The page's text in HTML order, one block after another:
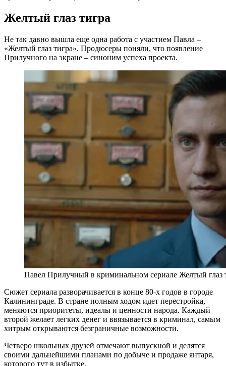
Желтый глаз тигра
Не так давно вышла еще одна работа с участием Павла –
«Желтый глаз тигра». Продюсеры поняли, что появление
Прилучного на экране – синоним успеха проекта.
Павел Прилучный в криминальном сериале Желтый глаз
Сюжет сериала разворачивается в конце 80-х годов в городе
Калининграде. В стране полным ходом идет перестройка,
меняются приоритеты, идеалы и ценности народа. Каждый
второй желает легких денег и ввязывается в криминал, самым
хитрым открываются безграничные возможности.
Четверо школьных друзей отмечают выпускной и делятся
своими дальнейшими планами по добыче и продаже янтаря,
которого тут в избытке.